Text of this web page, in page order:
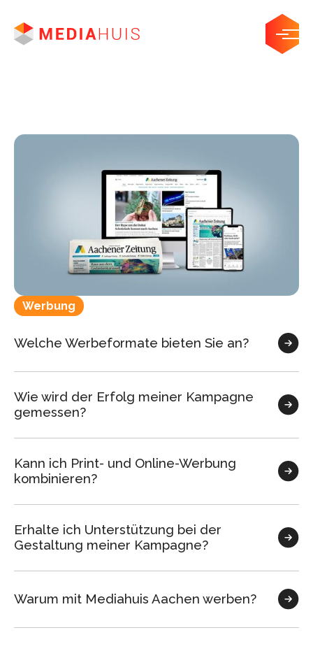
Werbung
Welche Werbeformate bieten Sie an?
Wie wird der Erfolg meiner Kampagne
gemessen?
Kann ich Print- und Online-Werbung
kombinieren?
Erhalte ich Unterstützung bei der
Gestaltung meiner Kampagne?
Warum mit Mediahuis Aachen werben?